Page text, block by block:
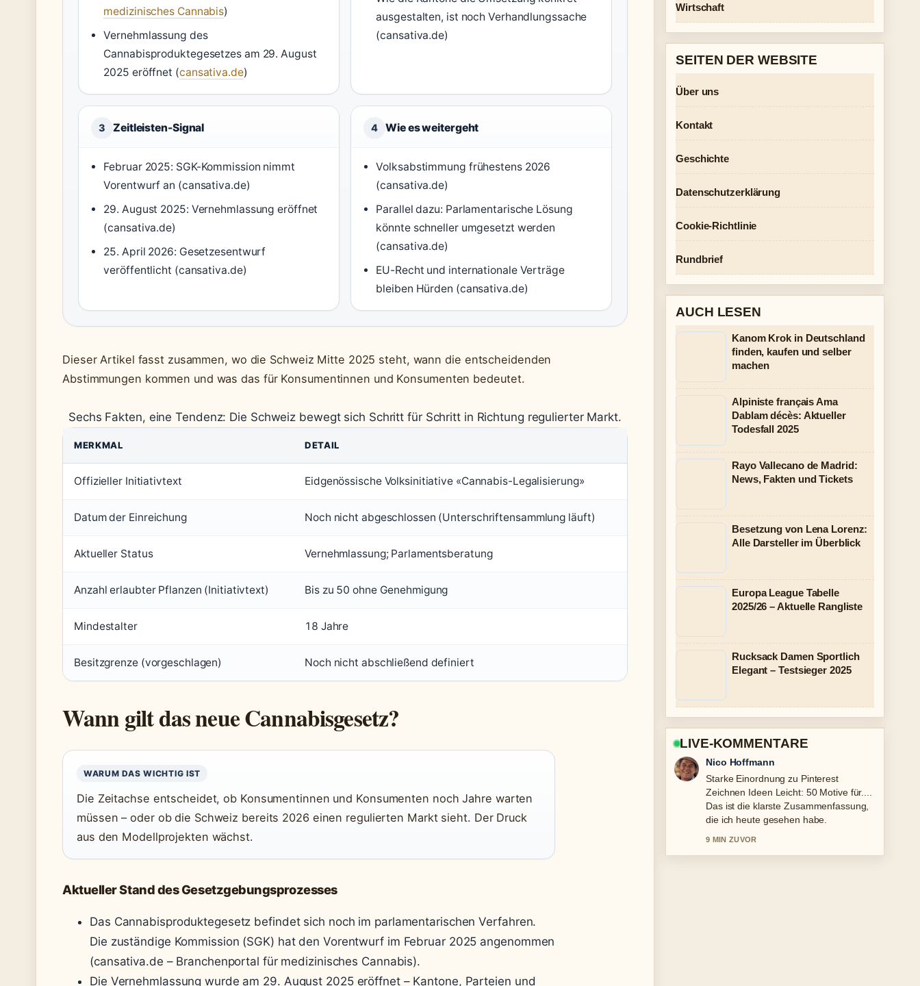
medizinisches Cannabis)
Vernehmlassung des
Cannabisproduktegesetzes am 29. August
2025 eröffnet (cansativa.de)
ausgestalten, ist noch Verhandlungssache
(cansativa.de)
3 Zeitleisten-Signal
Februar 2025: SGK-Kommission nimmt
Vorentwurf an (cansativa.de)
29. August 2025: Vernehmlassung eröffnet
(cansativa.de)
25. April 2026: Gesetzesentwurf
veröffentlicht (cansativa.de)
4 Wie es weitergeht
Volksabstimmung frühestens 2026
(cansativa.de)
Parallel dazu: Parlamentarische Lösung
könnte schneller umgesetzt werden
(cansativa.de)
EU-Recht und internationale Verträge
bleiben Hürden (cansativa.de)
Dieser Artikel fasst zusammen, wo die Schweiz Mitte 2025 steht, wann die entscheidenden
Abstimmungen kommen und was das für Konsumentinnen und Konsumenten bedeutet.
Sechs Fakten, eine Tendenz: Die Schweiz bewegt sich Schritt für Schritt in Richtung regulierter Markt.
MERKMAL DETAIL
Offizieller Initiativtext Eidgenössische Volksinitiative «Cannabis-Legalisierung»
Datum der Einreichung Noch nicht abgeschlossen (Unterschriftensammlung läuft)
Aktueller Status Vernehmlassung; Parlamentsberatung
Anzahl erlaubter Pflanzen (Initiativtext) Bis zu 50 ohne Genehmigung
Mindestalter 18 Jahre
Besitzgrenze (vorgeschlagen) Noch nicht abschließend definiert
Wann gilt das neue Cannabisgesetz?
WARUM DAS WICHTIG IST
Die Zeitachse entscheidet, ob Konsumentinnen und Konsumenten noch Jahre warten
müssen – oder ob die Schweiz bereits 2026 einen regulierten Markt sieht. Der Druck
aus den Modellprojekten wächst.
Aktueller Stand des Gesetzgebungsprozesses
Das Cannabisproduktegesetz befindet sich noch im parlamentarischen Verfahren.
Die zuständige Kommission (SGK) hat den Vorentwurf im Februar 2025 angenommen
(cansativa.de – Branchenportal für medizinisches Cannabis).
Die Vernehmlassung wurde am 29. August 2025 eröffnet – Kantone, Parteien und
Wirtschaft
SEITEN DER WEBSITE
Über uns
Kontakt
Geschichte
Datenschutzerklärung
Cookie-Richtlinie
Rundbrief
AUCH LESEN
Kanom Krok in Deutschland
finden, kaufen und selber
machen
Alpiniste français Ama
Dablam décès: Aktueller
Todesfall 2025
Rayo Vallecano de Madrid:
News, Fakten und Tickets
Besetzung von Lena Lorenz:
Alle Darsteller im Überblick
Europa League Tabelle
2025/26 – Aktuelle Rangliste
Rucksack Damen Sportlich
Elegant – Testsieger 2025
LIVE-KOMMENTARE
Nico Hoffmann
Starke Einordnung zu Pinterest
Zeichnen Ideen Leicht: 50 Motive für....
Das ist die klarste Zusammenfassung,
die ich heute gesehen habe.
9 MIN ZUVOR